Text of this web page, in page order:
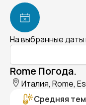
На выбранные
Rome Погода.
Италия, Rome,
Средняя